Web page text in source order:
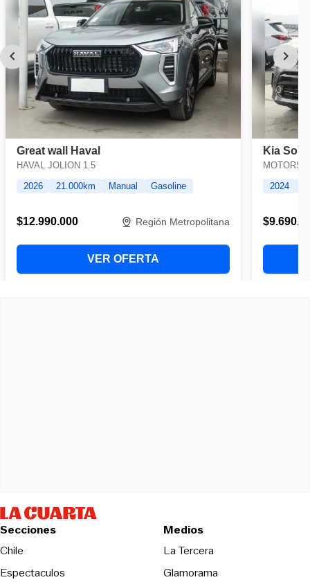
Secciones
Chile
Espectaculos
Medios
La TerceraOpens in new
Glamorama